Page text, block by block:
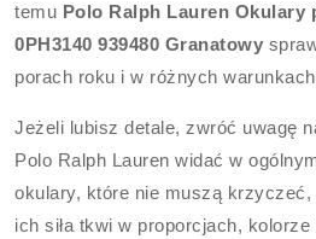
temu Polo Ralph Lauren Okulary
0PH3140 939480 Granatowy
porach roku i w różnych
Jeżeli lubisz detale, zwróć uwagę
Polo Ralph Lauren widać w
okulary, które nie muszą
ich siła tkwi w proporcjach, kolorze